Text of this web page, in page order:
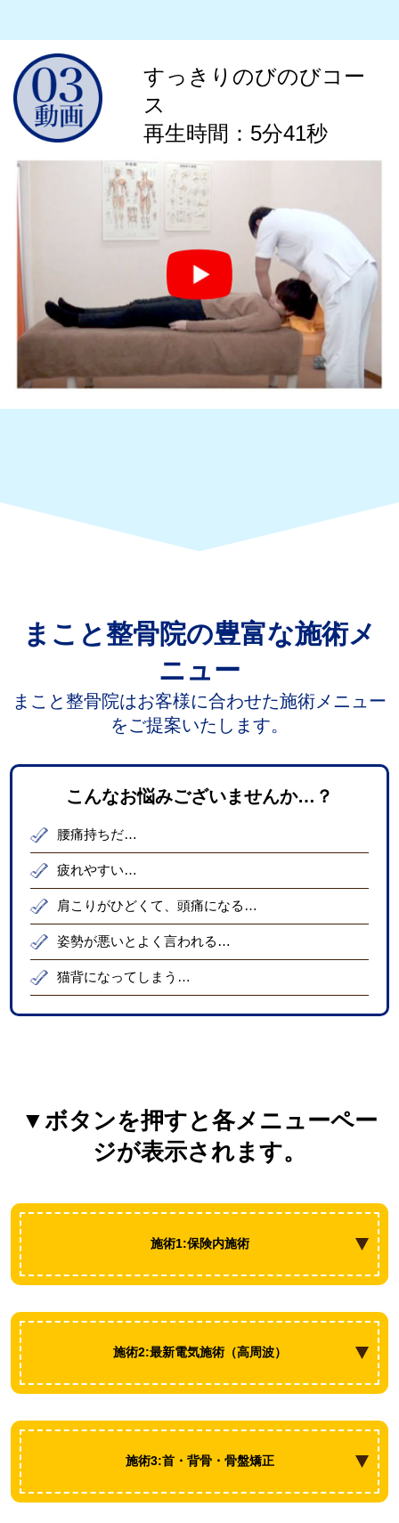
すっきりのびのびコー
ス
再生時間：5分41秒
まこと整骨院の豊富な施術メ
ニュー
まこと整骨院はお客様に合わせた施術メニュー
をご提案いたします。
こんなお悩みございませんか…？
腰痛持ちだ…
疲れやすい…
肩こりがひどくて、頭痛になる…
姿勢が悪いとよく言われる…
猫背になってしまう…
▼ボタンを押すと各メニューペー
ジが表示されます。
施術1:保険内施術
施術2:最新電気施術（高周波）
施術3:首・背骨・骨盤矯正